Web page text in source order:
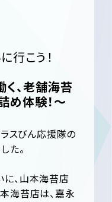
行こう！
、老舗海苔
め体験！〜
スびん応援隊の
た。
、山本海苔店
海苔店は、嘉永